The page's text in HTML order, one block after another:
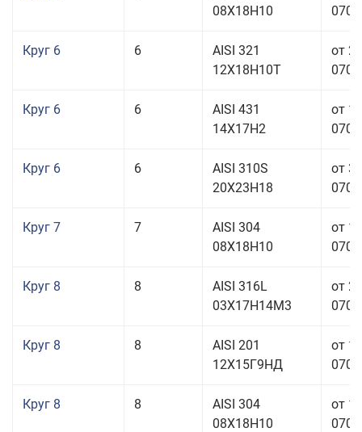
08Х18Н10
Круг 6 6
AISI 321
12Х18Н10Т
от
Круг 6 6
AISI 431
14Х17Н2
от
Круг 6 6
AISI 310S
20Х23Н18
от
Круг 7 7
AISI 304
08Х18Н10
от
Круг 8 8
AISI 316L
03Х17Н14М3
от
Круг 8 8
AISI 201
12Х15Г9НД
от
Круг 8 8
AISI 304
08Х18Н10
от